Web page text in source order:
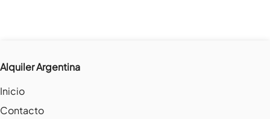
Alquiler Argentina
Inicio
Contacto